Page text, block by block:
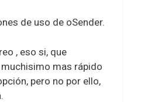
de uso de oSender.
, eso si, que
mas rápido
pero no por ello,